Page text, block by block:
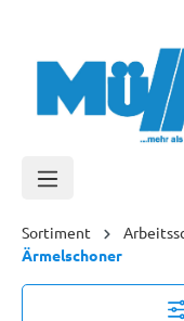
Sortiment
Ärmelschoner